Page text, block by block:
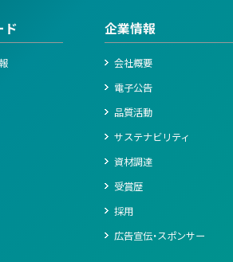
ド 企業情報
会社概要
電子公告
品質活動
サステナビリティ
資材調達
受賞歴
採用
広告宣伝・スポンサー